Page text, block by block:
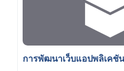
การพัฒนาเว็บแอปพลิเคชั